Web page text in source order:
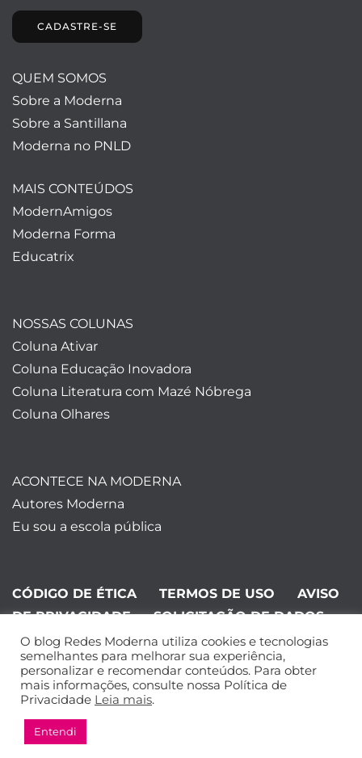
CADASTRE-SE
QUEM SOMOS
Sobre a Moderna
Sobre a Santillana
Moderna no PNLD
MAIS CONTEÚDOS
ModernAmigos
Moderna Forma
Educatrix
NOSSAS COLUNAS
Coluna Ativar
Coluna Educação Inovadora
Coluna Literatura com Mazé Nóbrega
Coluna Olhares
ACONTECE NA MODERNA
Autores Moderna
Eu sou a escola pública
CÓDIGO DE ÉTICA TERMOS DE USO
AVISO
DE PRIVACIDADE
SOLICITAÇÃO DE DADOS
©Editora Moderna 2024. Todos os
direitos reservados.
O blog Redes Moderna utiliza cookies e tecnologias
semelhantes para melhorar sua experiência,
personalizar e recomendar conteúdos. Para obter
mais informações, consulte nossa Política de
Privacidade Leia mais.
Entendi